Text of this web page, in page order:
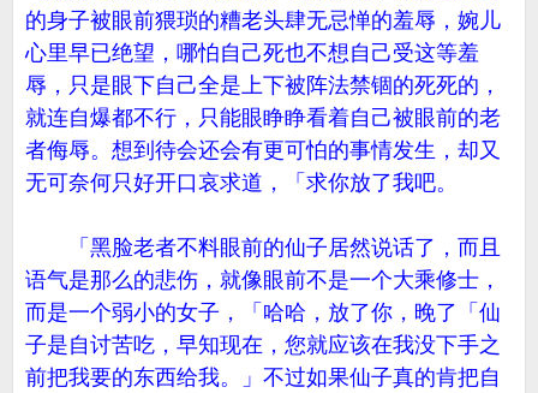
的身子被眼前猥琐的糟老头肆无忌惮的羞辱，婉儿
心里早已绝望，哪怕自己死也不想自己受这等羞
辱，只是眼下自己全是上下被阵法禁锢的死死的，
就连自爆都不行，只能眼睁睁看着自己被眼前的老
者侮辱。想到待会还会有更可怕的事情发生，却又
无可奈何只好开口哀求道，「求你放了我吧。
「黑脸老者不料眼前的仙子居然说话了，而且
语气是那么的悲伤，就像眼前不是一个大乘修士，
而是一个弱小的女子，「哈哈，放了你，晚了「仙
子是自讨苦吃，早知现在，您就应该在我没下手之
前把我要的东西给我。」不过如果仙子真的肯把自